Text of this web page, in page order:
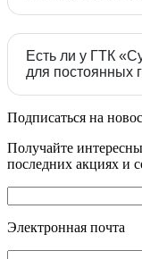
оформить
Есть ли у ГТК
для постоянных
при
Подписаться на
Получайте
последних акциях и
Электронная почта